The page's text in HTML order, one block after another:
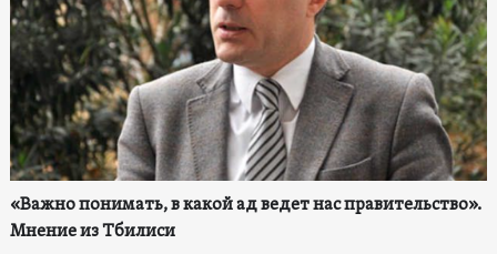
«Важно понимать, в какой ад ведет нас правительство».
Мнение из Тбилиси